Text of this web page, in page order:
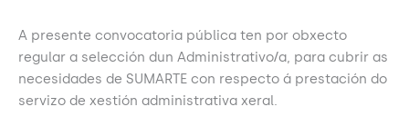
A presente convocatoria pública ten por obxecto
regular a selección dun Administrativo/a, para cubrir as
necesidades de SUMARTE con respecto á prestación do
servizo de xestión administrativa xeral.